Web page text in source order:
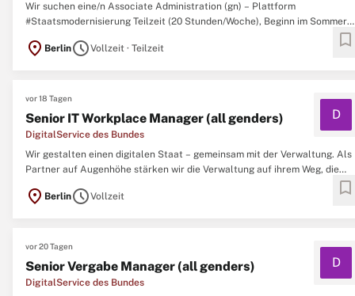
Wir suchen eine/n Associate Administration (gn) – Plattform
#Staatsmodernisierung Teilzeit (20 Stunden/Woche), Beginn im Sommer
2026, befristet auf 3 Jahre. Die Stelle ist an unserem Centre for Digital
Governance angesiedelt und Teil der vom Bundesministerium für
location_on BerlinscheduleVollzeit · Teilzeit bookmark
vor 18 Tagen
Senior IT Workplace Manager (all genders)
DigitalService des Bundes
D
Wir gestalten einen digitalen Staat – gemeinsam mit der Verwaltung. Als
Partner auf Augenhöhe stärken wir die Verwaltung auf ihrem Weg, die
Produktentwicklung und unserem Einsatz für bessere
location_on BerlinscheduleVollzeit bookmark
vor 20 Tagen
Senior Vergabe Manager (all genders)
DigitalService des Bundes
D